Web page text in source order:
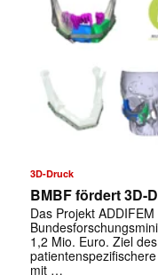
3D-Druck
BMBF fördert 3D-
Das Projekt
1,2 Mio. Euro. Ziel
mit …